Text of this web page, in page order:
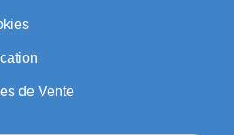
de Vente